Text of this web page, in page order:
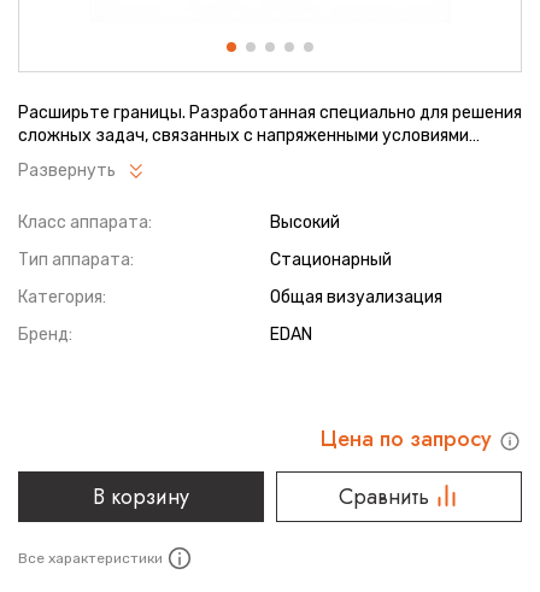
Расширьте границы. Разработанная специально для решения
сложных задач, связанных с напряженными условиями
ультразвуковой визуализации, ультразвуковая система
Acclarix LX8 обладает целым рядом прорывных технологий,
интуитивно понятной.
Развернуть
Класс аппарата:
Высокий
Тип аппарата:
Стационарный
Категория:
Общая визуализация
Бренд:
EDAN
Цена по запросу
В корзину
Сравнить
Все характеристики